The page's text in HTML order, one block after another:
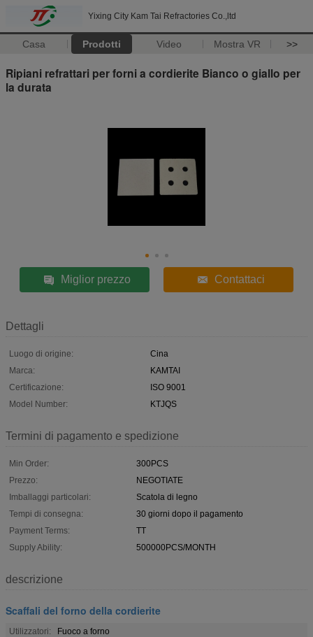
Yixing City Kam Tai Refractories Co.,ltd
Casa Prodotti Video Mostra VR >>
Ripiani refrattari per forni a cordierite Bianco o giallo per
la durata
Miglior prezzo Contattaci
Dettagli
Luogo di origine:
Cina
Marca:
KAMTAI
Certificazione:
ISO 9001
Model Number:
KTJQS
Termini di pagamento e spedizione
Min Order:
300PCS
Prezzo:
NEGOTIATE
Imballaggi particolari:
Scatola di legno
Tempi di consegna:
30 giorni dopo il pagamento
Payment Terms:
TT
Supply Ability:
500000PCS/MONTH
descrizione
Scaffali del forno della cordierite
Utilizzatori:
Fuoco a forno